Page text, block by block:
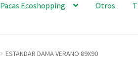
Pacas Ecoshopping Otros
ESTANDAR DAMA VERANO 89X90